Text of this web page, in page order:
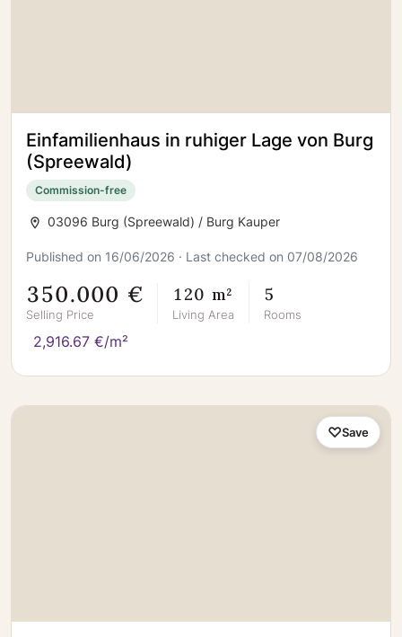
Einfamilienhaus in ruhiger Lage von Burg
(Spreewald)
Commission-free
03096 Burg (Spreewald) / Burg Kauper
Published on 16/06/2026 · Last checked on 07/08/2026
350.000 €
Selling Price
120 m²
Living Area
5
Rooms
2,916.67 €/m²
Save